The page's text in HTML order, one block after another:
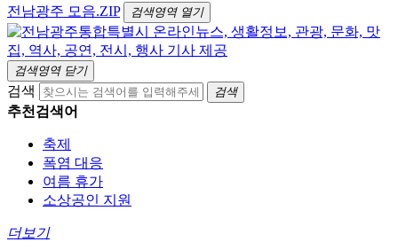
전남광주 모음.ZIP
검색영역 열기
검색영역 닫기
검색 검색
추천검색어
축제
폭염 대응
여름 휴가
소상공인 지원
더보기